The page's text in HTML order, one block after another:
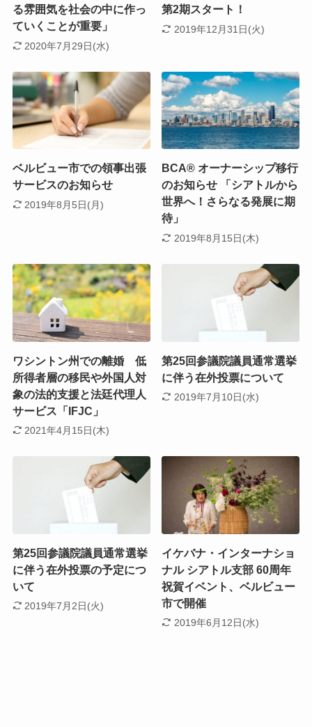
る雰囲気を社会の中に作っ
ていくことが重要」
2020年7月29日(水)
第2期スタート！
2019年12月31日(火)
ベルビュー市での領事出張
サービスのお知らせ
2019年8月5日(月)
BCA® オーナーシップ移行
のお知らせ 「シアトルから
世界へ！さらなる発展に期
待」
2019年8月15日(木)
ワシントン州での離婚 低
所得者層の移民や外国人対
象の法的支援と法廷代理人
サービス「IFJC」
2021年4月15日(木)
第25回参議院議員通常選挙
に伴う在外投票について
2019年7月10日(水)
第25回参議院議員通常選挙
に伴う在外投票の予定につ
いて
2019年7月2日(火)
イケバナ・インターナショ
ナル シアトル支部 60周年
祝賀イベント、ベルビュー
市で開催
2019年6月12日(水)